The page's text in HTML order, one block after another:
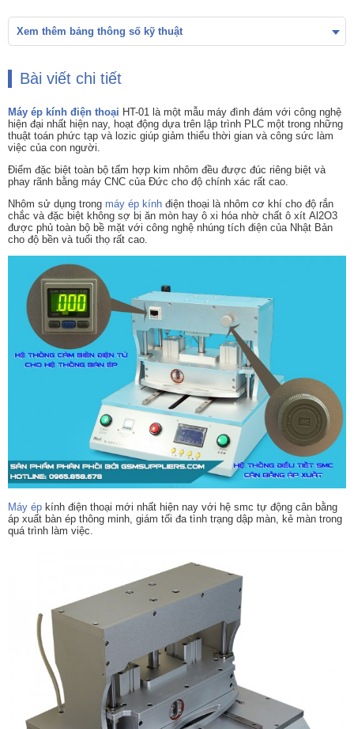
Xem thêm bảng thông số kỹ thuật
Bài viết chi tiết
Máy ép kính điện thoại HT-01 là một mẫu máy đình đám với công nghệ
hiện đại nhất hiện nay, hoạt động dựa trên lập trình PLC một trong những
thuật toán phức tạp và lozic giúp giảm thiểu thời gian và công sức làm
việc của con người.
Điểm đặc biệt toàn bộ tấm hợp kim nhôm đều được đúc riêng biệt và
phay rãnh bằng máy CNC của Đức cho độ chính xác rất cao.
Nhôm sử dụng trong máy ép kính điện thoại là nhôm cơ khí cho độ rắn
chắc và đặc biệt không sợ bị ăn mòn hay ô xi hóa nhờ chất ô xít Al2O3
được phủ toàn bộ bề mặt với công nghệ nhúng tích điện của Nhật Bản
cho độ bền và tuổi thọ rất cao.
Máy ép kính điện thoại mới nhất hiện nay với hệ smc tự động cân bằng
áp xuất bàn ép thông minh, giám tối đa tình trạng dập màn, kẻ màn trong
quá trình làm việc.